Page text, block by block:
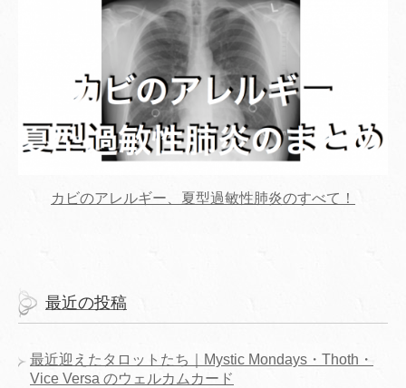
カビのアレルギー、夏型過敏性肺炎のすべて！
最近の投稿
最近迎えたタロットたち｜Mystic Mondays・Thoth・
Vice Versa のウェルカムカード